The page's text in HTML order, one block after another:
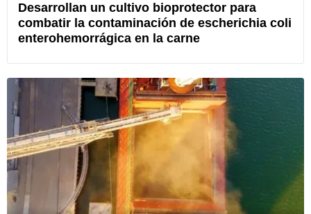
Desarrollan un cultivo bioprotector para
combatir la contaminación de escherichia coli
enterohemorrágica en la carne